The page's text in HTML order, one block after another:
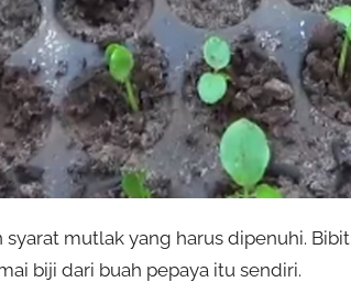
mutlak yang harus dipenuhi. Bibit
biji dari buah pepaya itu sendiri.